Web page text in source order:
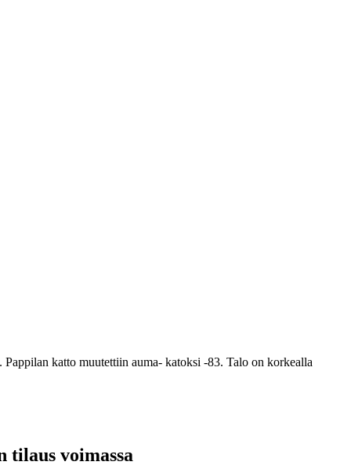
Pappilan katto muutettiin auma- katoksi -83. Talo on korkealla
tilaus voimassa